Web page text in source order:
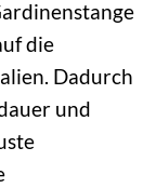
die
Dadurch
und